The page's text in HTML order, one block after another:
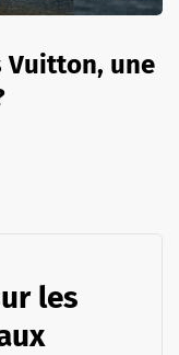
Vuitton, une
les